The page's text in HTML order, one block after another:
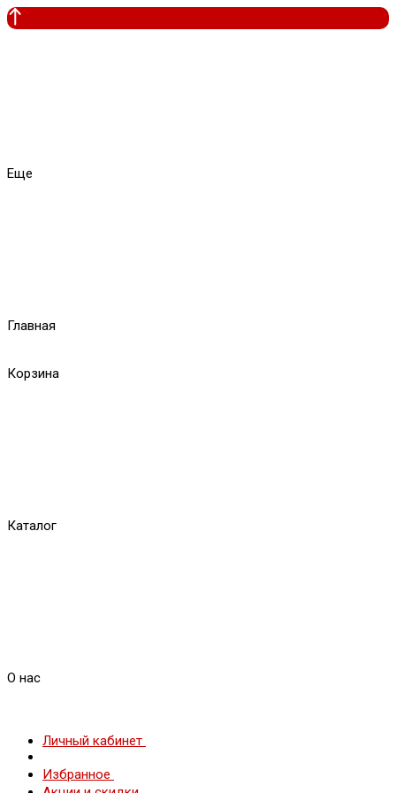
Еще
Главная
Корзина
Каталог
О нас
Личный кабинет
Избранное